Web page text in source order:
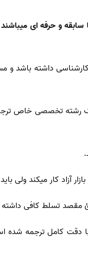
با سابقه و حرفه ای
داشته باشد و
رشته تخصصی خاص
کار میکند ولی
مقصد تسلط کافی
دقت کامل ترجمه شده